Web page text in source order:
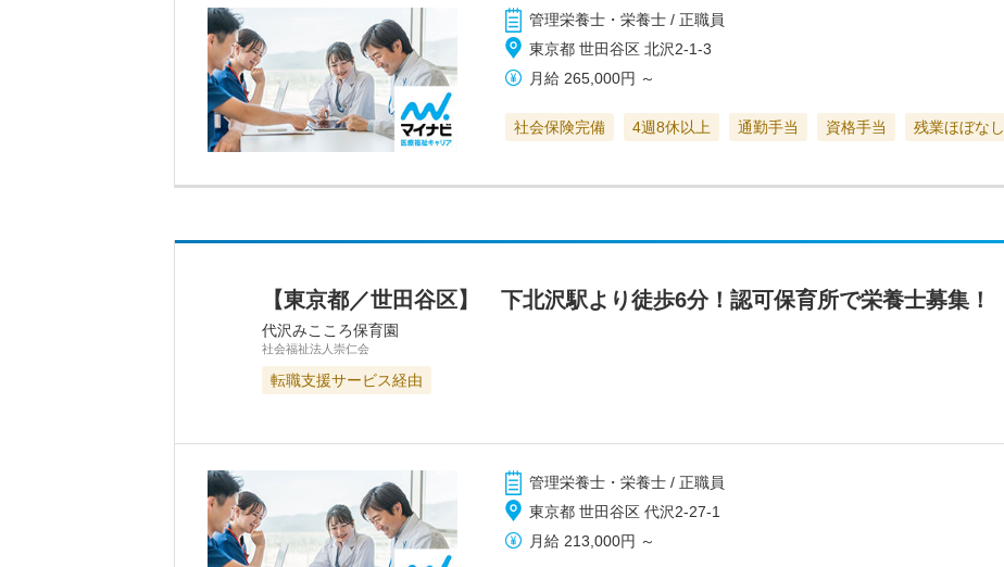
管理栄養士・栄養士 / 正職員
東京都 世田谷区 北沢2-1-3
月給 265,000円 ～
社会保険完備 4週8休以上 通勤手当 資格手当 残業ほぼなし
【東京都／世田谷区】 下北沢駅より徒歩6分！認可保育所で栄養士募集！
代沢みこころ保育園
社会福祉法人崇仁会
転職支援サービス経由
管理栄養士・栄養士 / 正職員
東京都 世田谷区 代沢2-27-1
月給 213,000円 ～